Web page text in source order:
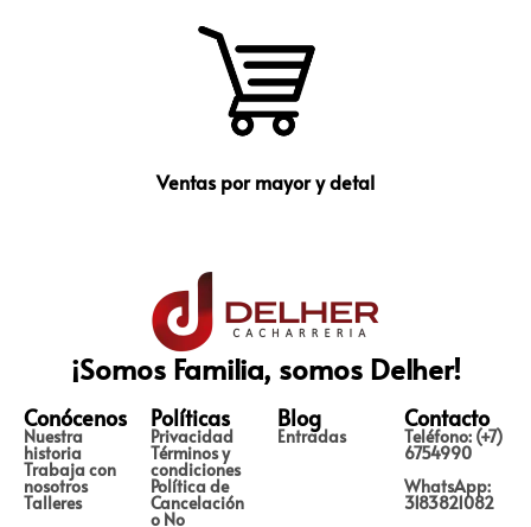
Ventas por mayor y detal
¡Somos Familia, somos Delher!
Conócenos
Nuestra
historia
Trabaja con
nosotros
Talleres
Políticas
Privacidad
Términos y
condiciones
Política de
Cancelación
o No
Blog
Entradas
Contacto
Teléfono: (+7)
6754990
WhatsApp:
3183821082